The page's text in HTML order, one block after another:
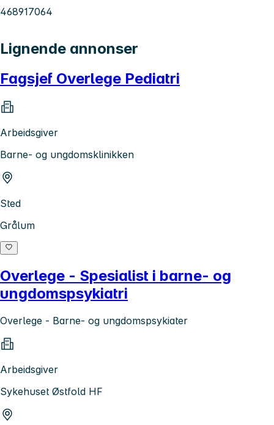
468917064
Lignende annonser
Fagsjef Overlege Pediatri
Arbeidsgiver
Barne- og ungdomsklinikken
Sted
Grålum
Overlege - Spesialist i barne- og
ungdomspsykiatri
Overlege - Barne- og ungdomspsykiater
Arbeidsgiver
Sykehuset Østfold HF